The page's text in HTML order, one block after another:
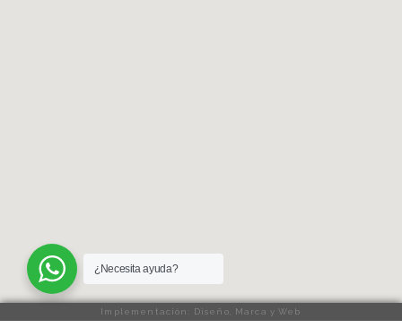
¿Necesita ayuda?
Implementación: Diseño, Marca y Web